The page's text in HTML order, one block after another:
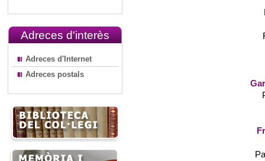
Adreces d'interès
Adreces d'Internet
Adreces postals